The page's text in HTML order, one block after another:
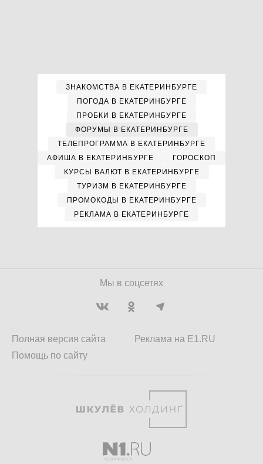
ЗНАКОМСТВА В ЕКАТЕРИНБУРГЕ
ПОГОДА В ЕКАТЕРИНБУРГЕ
ПРОБКИ В ЕКАТЕРИНБУРГЕ
ФОРУМЫ В ЕКАТЕРИНБУРГЕ
ТЕЛЕПРОГРАММА В ЕКАТЕРИНБУРГЕ
АФИША В ЕКАТЕРИНБУРГЕ
ГОРОСКОП
КУРСЫ ВАЛЮТ В ЕКАТЕРИНБУРГЕ
ТУРИЗМ В ЕКАТЕРИНБУРГЕ
ПРОМОКОДЫ В ЕКАТЕРИНБУРГЕ
РЕКЛАМА В ЕКАТЕРИНБУРГЕ
Мы в соцсетях
Полная версия сайта
Помощь по сайту
Реклама на E1.RU